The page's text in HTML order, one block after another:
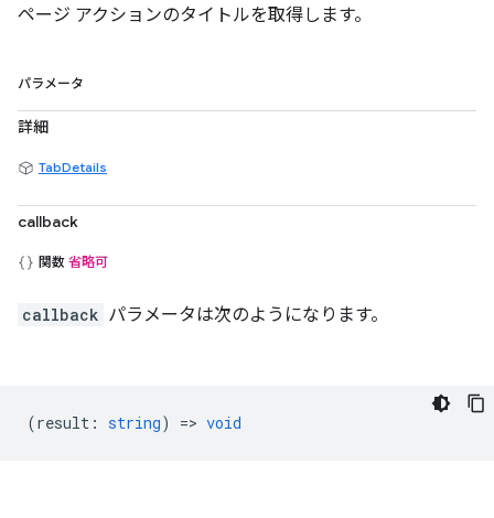
ページ アクションのタイトルを取得します。
パラメータ
詳細
TabDetails
callback
関数 省略可
callback パラメータは次のようになります。
(result : string) => void